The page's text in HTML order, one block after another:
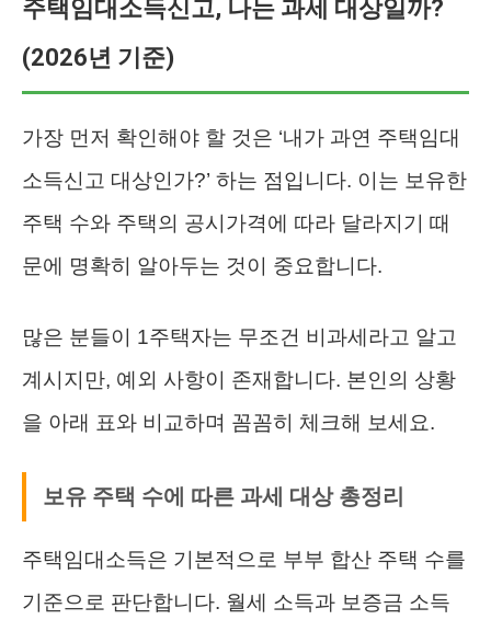
주택임대소득신고, 나는 과세 대상일까?
(2026년 기준)
가장 먼저 확인해야 할 것은 ‘내가 과연 주택임대
소득신고 대상인가?’ 하는 점입니다. 이는 보유한
주택 수와 주택의 공시가격에 따라 달라지기 때
문에 명확히 알아두는 것이 중요합니다.
많은 분들이 1주택자는 무조건 비과세라고 알고
계시지만, 예외 사항이 존재합니다. 본인의 상황
을 아래 표와 비교하며 꼼꼼히 체크해 보세요.
보유 주택 수에 따른 과세 대상 총정리
주택임대소득은 기본적으로 부부 합산 주택 수를
기준으로 판단합니다. 월세 소득과 보증금 소득